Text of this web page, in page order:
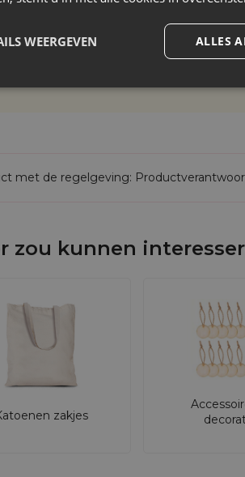
ideaal alspromotiegadget
op
VVTPL-
kan hun werkelijke grootte afwijken
met de regelgeving:
zou kunnen
zakjes
ALLES
WEERGEVEN